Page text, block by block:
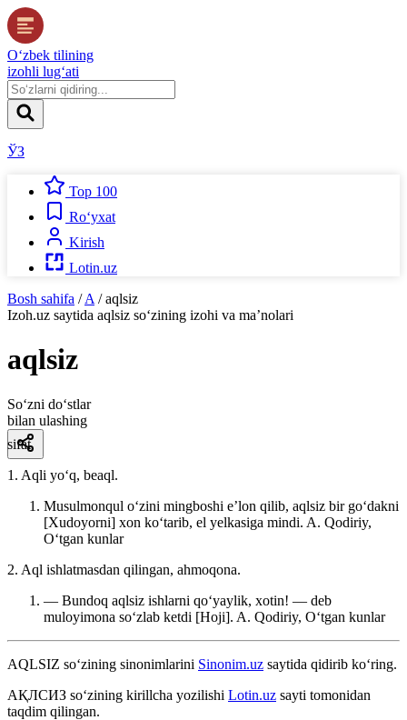
O‘zbek tilining
izohli lug‘ati
ЎЗ
Top 100
Ro‘yxat
Kirish
Lotin.uz
Bosh sahifa / A / aqlsiz
Izoh.uz saytida aqlsiz so‘zining izohi va ma’nolari
aqlsiz
So‘zni do‘stlar
bilan ulashing
sifat
1. Aqli yoʻq, beaql.
Musulmonqul oʻzini mingboshi eʼlon qilib, aqlsiz bir goʻdakni
[Xudoyorni] xon koʻtarib, el yelkasiga mindi. A. Qodiriy,
Oʻtgan kunlar
2. Aql ishlatmasdan qilingan, ahmoqona.
— Bundoq aqlsiz ishlarni qoʻyaylik, xotin! — deb
muloyimona soʻzlab ketdi [Hoji]. A. Qodiriy, Oʻtgan kunlar
AQLSIZ so‘zining sinonimlarini Sinonim.uz saytida qidirib ko‘ring.
АҚЛСИЗ so‘zining kirillcha yozilishi Lotin.uz sayti tomonidan
taqdim qilingan.